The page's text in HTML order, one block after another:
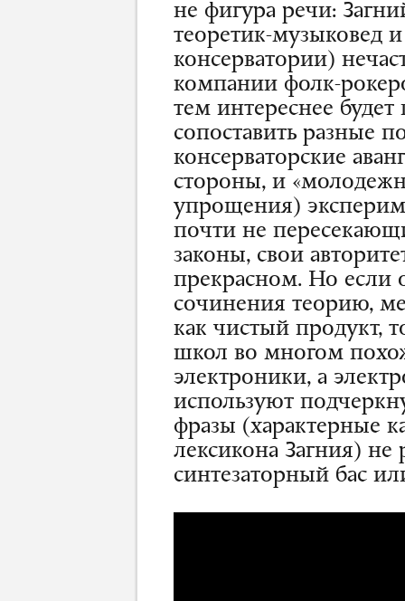
не фигура речи:
теоретик-музыковед
консерватории)
компании фолк-
тем интереснее
сопоставить разные
консерваторские
стороны, и
упрощения)
почти не
законы, свои
прекрасном. Но если
сочинения теорию,
как чистый продукт,
школ во многом
электроники, а
используют
фразы (характерные
лексикона Загния)
синтезаторный бас